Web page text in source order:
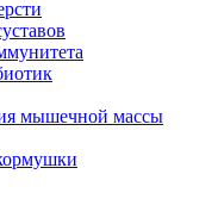
мышечной массы